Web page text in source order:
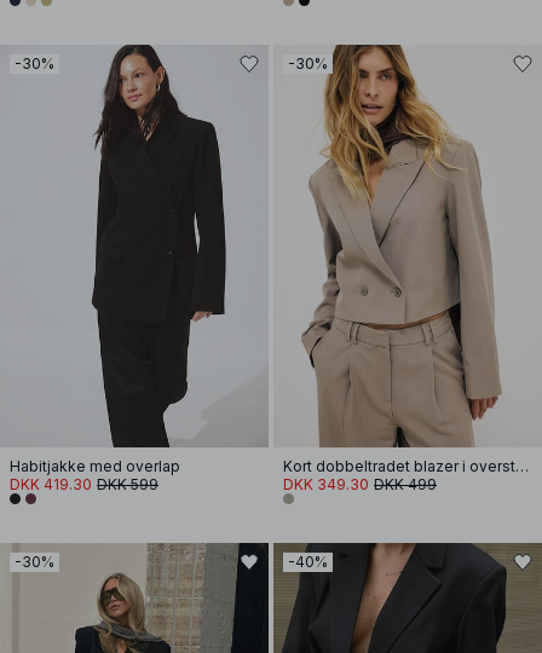
-30%
Habitjakke med overlap
DKK 419.30 DKK 599
-30%
Kort dobbeltradet blazer i overstørrelse
DKK 349.30 DKK 499
-30% -40%